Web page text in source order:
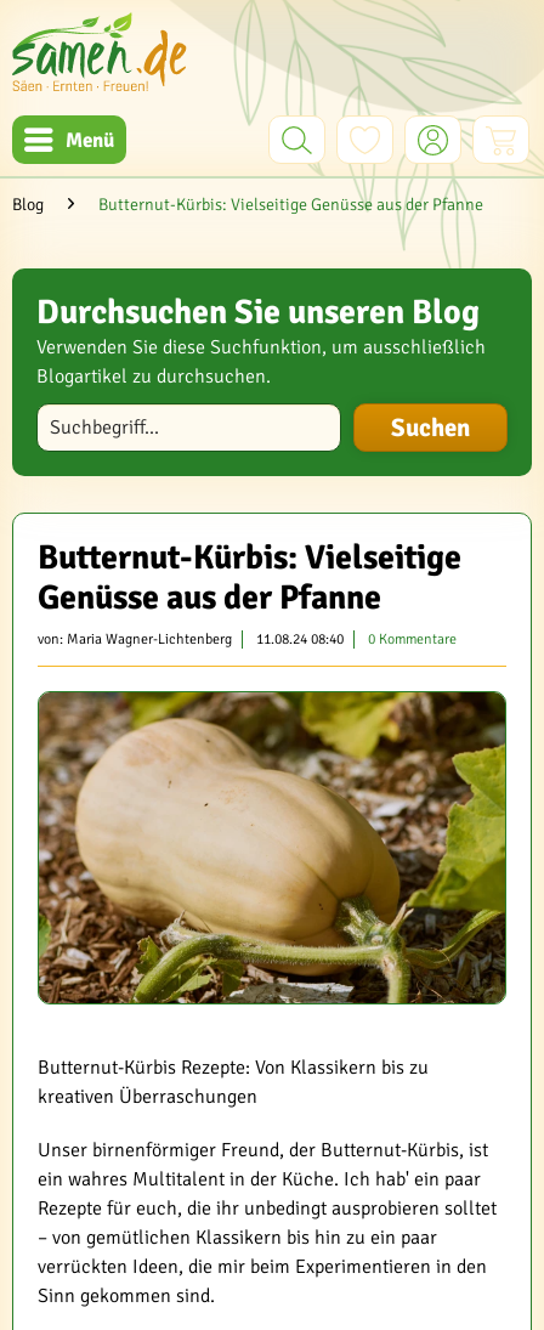
Menü
Blog Butternut-Kürbis: Vielseitige Genüsse aus der Pfanne
Durchsuchen Sie unseren Blog
Verwenden Sie diese Suchfunktion, um ausschließlich
Blogartikel zu durchsuchen.
Blog durchsuchen
Butternut-Kürbis: Vielseitige
Genüsse aus der Pfanne
von: Maria Wagner-Lichtenberg 11.08.24 08:40 0 Kommentare
Butternut-Kürbis Rezepte: Von Klassikern bis zu
kreativen Überraschungen
Unser birnenförmiger Freund, der Butternut-Kürbis, ist
ein wahres Multitalent in der Küche. Ich hab' ein paar
Rezepte für euch, die ihr unbedingt ausprobieren solltet
– von gemütlichen Klassikern bis hin zu ein paar
verrückten Ideen, die mir beim Experimentieren in den
Sinn gekommen sind.